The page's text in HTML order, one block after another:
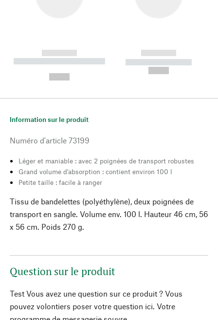
------------
----------- ----------- --------
------------
----------- -----------
Information sur le produit
Numéro d'article 73199
Léger et maniable : avec 2 poignées de transport robustes
Grand volume d'absorption : contient environ 100 l
Petite taille : facile à ranger
Tissu de bandelettes (polyéthylène), deux poignées de
transport en sangle. Volume env. 100 l. Hauteur 46 cm, 56
x 56 cm. Poids 270 g.
Question sur le produit
Test Vous avez une question sur ce produit ? Vous
pouvez volontiers poser votre question ici. Votre